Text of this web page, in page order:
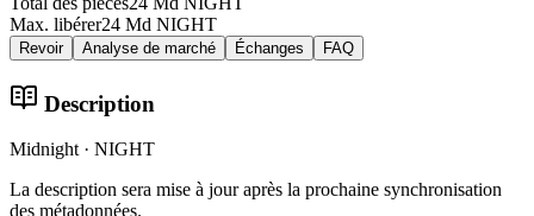
Max. libérer24 Md NIGHT
Revoir Analyse de marché Échanges FAQ
Description
Midnight · NIGHT
La description sera mise à jour après la prochaine synchronisation
des métadonnées.